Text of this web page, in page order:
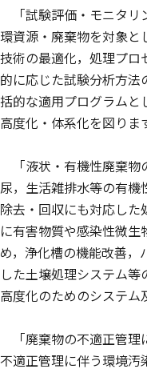
「試験評価・モニタリ
環資源・廃棄物を対象と
技術の最適化，処理プロ
的に応じた試験分析方
括的な適用プログラムと
高度化・体系化を図りま
「液状・有機性廃棄物
尿，生活雑排水等の有機
除去・回収にも対応し
に有害物質や感染性微
め，浄化槽の機能改善，
した土壌処理システム
高度化のためのシステム
「廃棄物の不適正管理
不適正管理に伴う環境汚